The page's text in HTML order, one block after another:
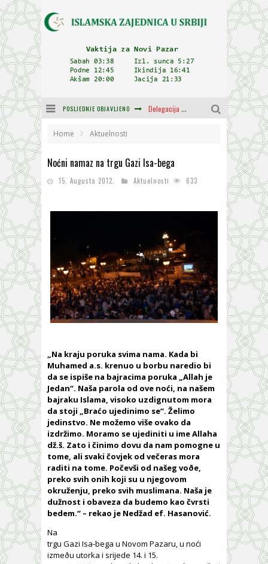
POSLJEDNJE OBJAVLJENO Delegacija IZ-e na godišnjici bitke kod Petrovaradina
Home Aktuelnosti
Noćni namaz na trgu Gazi Isa-bega
15. Augusta 2012. Aktuelnosti 633
„Na kraju poruka svima nama. Kada bi
Muhamed a.s. krenuo u borbu naredio bi
da se ispiše na bajracima poruka „Allah je
Jedan“. Naša parola od ove noći, na našem
bajraku Islama, visoko uzdignutom mora
da stoji „Braćo ujedinimo se“. Želimo
jedinstvo. Ne možemo više ovako da
izdržimo. Moramo se ujediniti u ime Allaha
dž.š. Zato i činimo dovu da nam pomogne u
tome, ali svaki čovjek od večeras mora
raditi na tome. Počevši od našeg voðe,
preko svih onih koji su u njegovom
okruženju, preko svih muslimana. Naša je
dužnost i obaveza da budemo kao čvrsti
bedem.“ – rekao je Nedžad ef. Hasanović.
Na
trgu Gazi Isa-bega u Novom Pazaru, u noći
izmeðu utorka i srijede 14. i 15.